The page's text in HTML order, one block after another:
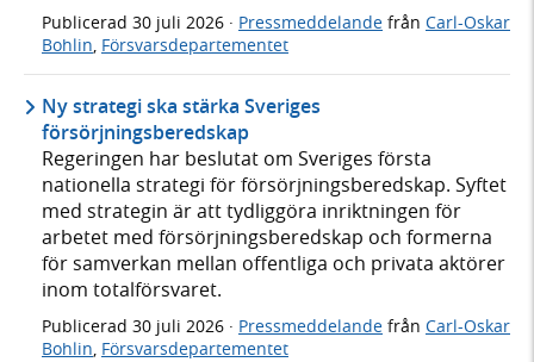
Publicerad 30 juli 2026 · Pressmeddelande från Carl-Oskar
Bohlin, Försvarsdepartementet
Ny strategi ska stärka Sveriges
försörjningsberedskap
Regeringen har beslutat om Sveriges första
nationella strategi för försörjningsberedskap. Syftet
med strategin är att tydliggöra inriktningen för
arbetet med försörjningsberedskap och formerna
för samverkan mellan offentliga och privata aktörer
inom totalförsvaret.
Publicerad 30 juli 2026 · Pressmeddelande från Carl-Oskar
Bohlin, Försvarsdepartementet